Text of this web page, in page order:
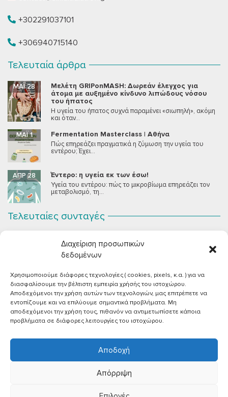
Διαχείριση προσωπικών
δεδομένων
Χρησιμοποιούμε διάφορες τεχνολογίες ( cookies, pixels, κ.α. ) για να
διασφαλίσουμε την βέλτιστη εμπειρία χρήσής του ιστοχώρου.
Αποδεχόμενοι την χρήση αυτών των τεχνολογιών, μας επιτρέπετε να
εντοπίζουμε και να επιλύουμε σημαντικά προβλήματα. Μη
αποδεχόμενοι την χρήση τους, πιθανόν να αντιμετωπίσετε κάποια
προβλήματα σε διάφορες λειτουργίες του ιστοχώρου.
Αποδοχή
Απόρριψη
+302291037101
+306940715140
Τελευταία άρθρα
Μελέτη GRIPonMASH: Δωρεάν έλεγχος για
άτομα με αυξημένο κίνδυνο λιπώδους νόσου
του ήπατος
ΜΆΙ 28
Η υγεία του ήπατος συχνά παραμένει «σιωπηλή», ακόμη
και όταν...
Fermentation Masterclass | Αθήνα
ΜΆΙ 1
Πώς επηρεάζει πραγματικά η ζύμωση την υγεία του
εντέρου; Έχει...
Έντερο: η υγεία εκ των έσω!
ΑΠΡ 28
Υγεία του εντέρου: πώς το μικροβίωμα επηρεάζει τον
μεταβολισμό, τη...
Τελευταίες συνταγές
Μια μους σοκολάτας για όλους εμάς που θέλουμε να
συστήσουμε...
Vegan Χωριάτικη Σαλάτα με Φέτα από Τόφου
ΙΟΎΝ 26
Καλοκαίρι, ζεστάρα και “χωριάτικη” σαλάτα! Έχοντας
μεγαλώσει με αυτό το...
Πικάντικες πέννες με ντομάτα
ΙΟΎΝ 18